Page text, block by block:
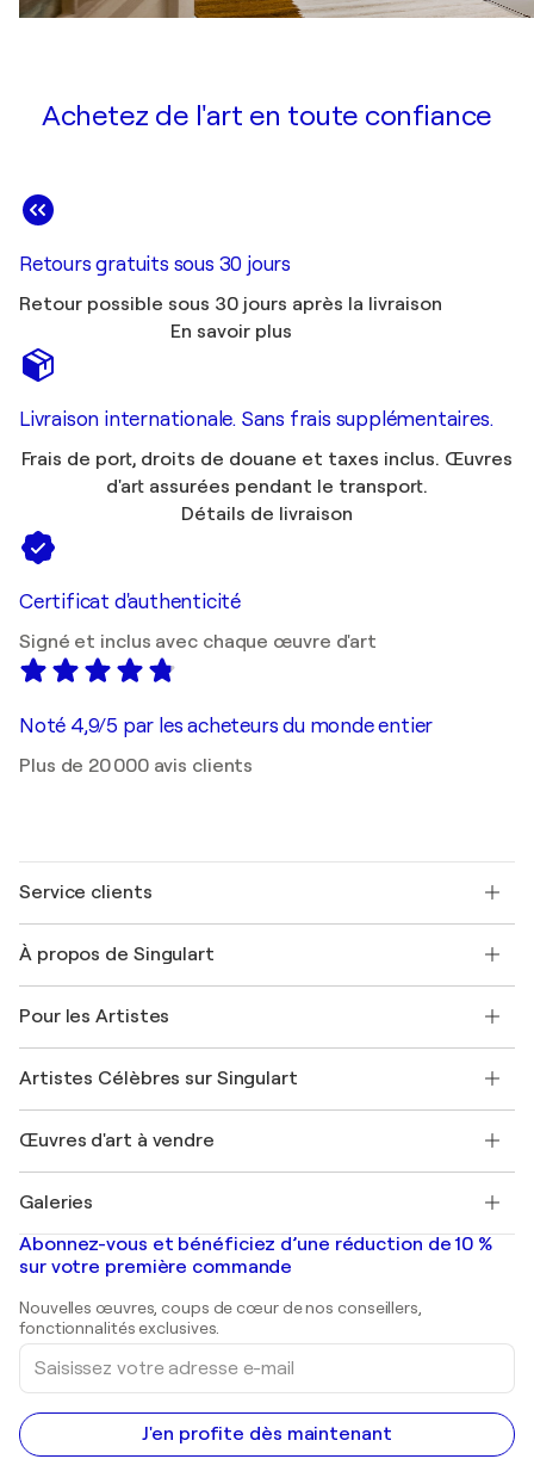
Achetez de l'art en toute confiance
Retours gratuits sous 30 jours
Retour possible sous 30 jours après la livraison
En savoir plus
Livraison internationale. Sans frais supplémentaires.
Frais de port, droits de douane et taxes inclus. Œuvres
d'art assurées pendant le transport.
Détails de livraison
Certificat d'authenticité
Signé et inclus avec chaque œuvre d'art
Noté 4,9/5 par les acheteurs du monde entier
Plus de 20 000 avis clients
Service clients
Expédition
Offrir une carte cadeau
Rejoignez notre programme commercial
Mon compte
+33 1 76 44 06 42
À propos de Singulart
FAQ
Magazine Singulart
Emplois
Découvrez une sélection d'art original
Pour les Artistes
Se connecter en tant qu'Artiste
Artistes Célèbres sur Singulart
Marc Chagall
Banksy
Mr. Brainwash
Shepard Fairey
Œuvres d'art à vendre
Tableaux abstraits à vendre
Peintures de paysage
Estampes
Peintures acryliques
Galeries
Galeries d'art en France
Galeries d'art en Belgique
Abonnez-vous et bénéficiez d’une réduction de 10 %
sur votre première commande
Nouvelles œuvres, coups de cœur de nos conseillers,
fonctionnalités exclusives.
Saisissez
votre
adresse
e-
mail
J'en profite dès maintenant